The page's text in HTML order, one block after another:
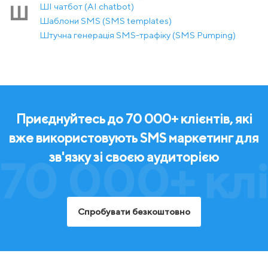
Ш
ШІ чатбот (AI chatbot)
Шаблони SMS (SMS templates)
Штучна генерація SMS-трафіку (SMS Pumping)
70 000+
Приєднуйтесь до 70 000+ клієнтів, які
вже використовують SMS маркетинг для
зв'язку зі своєю аудиторією
Спробувати безкоштовно